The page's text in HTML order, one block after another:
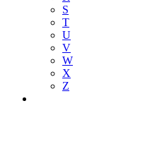
S
T
U
V
W
X
Z